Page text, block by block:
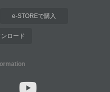
e-STOREで購入
ロード